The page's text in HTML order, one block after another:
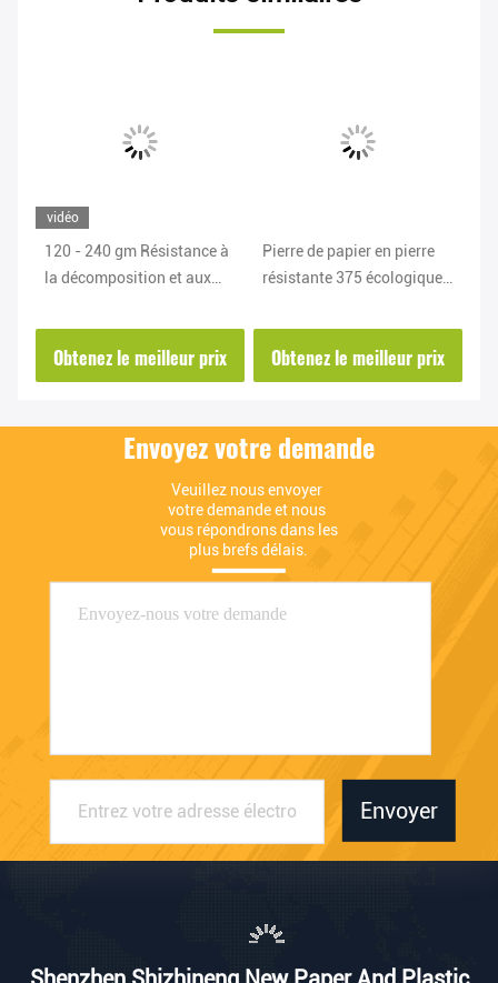
vidéo
120 - 240 gm Résistance à
la décomposition et aux
Obtenez le meilleur prix
Pierre de papier en pierre
résistante 375 écologiques
larme - 600gsm pour la
boîte
Obtenez le meilleur prix
Envoyez votre demande
Veuillez nous envoyer
votre demande et nous
vous répondrons dans les
plus brefs délais.
Envoyer